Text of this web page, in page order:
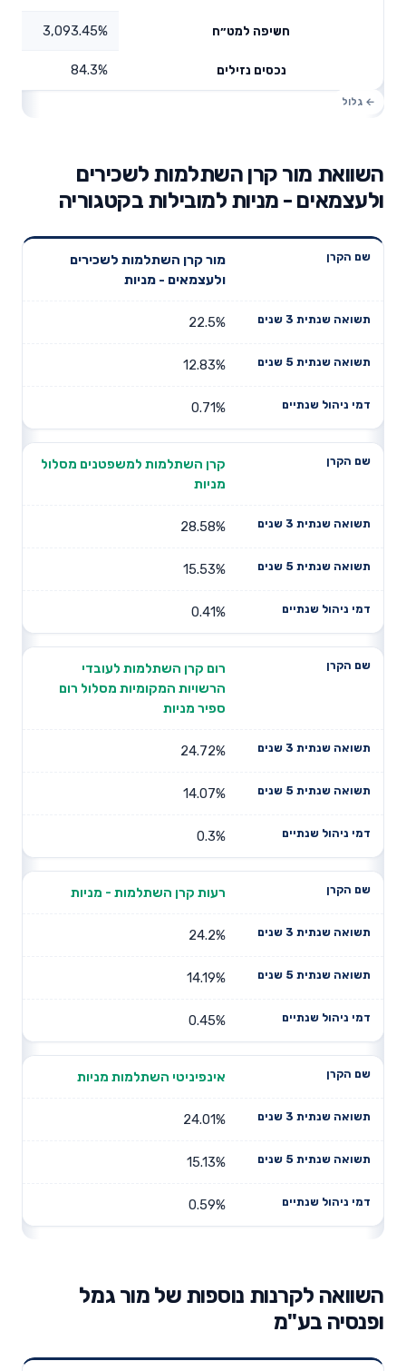
חשיפה למט״ח 3,093.45%
נכסים נזילים 84.3%
השוואת מור קרן השתלמות לשכירים
ולעצמאים - מניות למובילות בקטגוריה
שנתית 3
תשואה
שנתית 5
מור קרן השתלמות לשכירים
ולעצמאים - מניות
22.5%
12.83%
0.71%
קרן השתלמות למשפטנים מסלול
מניות
28.58%
15.53%
0.41%
רום קרן השתלמות לעובדי
הרשויות המקומיות מסלול רום
ספיר מניות
24.72%
14.07%
0.3%
רעות קרן השתלמות - מניות
24.2%
14.19%
0.45%
אינפיניטי השתלמות מניות
24.01%
15.13%
0.59%
השוואה לקרנות נוספות של מור גמל
ופנסיה בע"מ